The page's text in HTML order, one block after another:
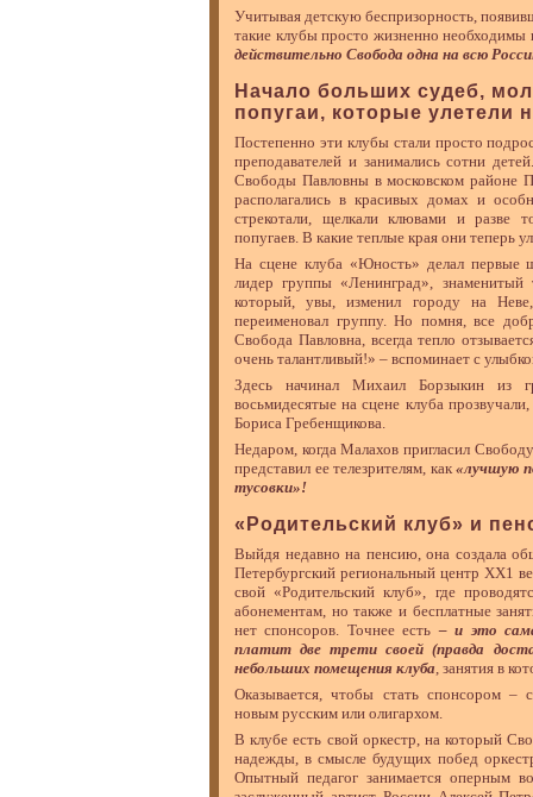
Учитывая детскую беспризорность,
такие клубы просто жизненно
действительно Свобода одна на всю
Начало больших судеб,
попугаи, которые улетели
Постепенно эти клубы стали просто
преподавателей и занимались сотни
Свободы Павловны в московском районе
располагались в красивых домах и
стрекотали, щелкали клювами и разве
попугаев. В какие теплые края они теперь
На сцене клуба «Юность» делал первые
лидер группы «Ленинград»,
который, увы, изменил городу на
переименовал группу. Но помня, все
Свобода Павловна, всегда тепло
очень талантливый!» – вспоминает с
Здесь начинал Михаил Борзыкин из
восьмидесятые на сцене клуба
Бориса Гребенщикова.
Недаром, когда Малахов пригласил
представил ее телезрителям, как«лучшую
тусовки»!
«Родительский клуб» и
Выйдя недавно на пенсию, она создала
Петербургский региональный центр XX1
свой «Родительский клуб», где
абонементам, но также и бесплатные
нет спонсоров. Точнее есть– и это
платит две трети своей (правда
небольших помещения клуба, занятия в
Оказывается, чтобы стать спонсором –
новым русским или олигархом.
В клубе есть свой оркестр, на который
надежды, в смысле будущих побед
Опытный педагог занимается оперным